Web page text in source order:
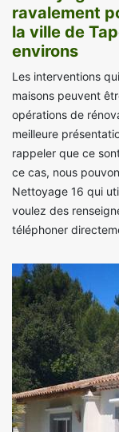
ravalement
la ville de
environs
Les interventions
maisons peuvent
opérations de
meilleure
rappeler que ce
ce cas, nous
Nettoyage 16 qui
voulez des
téléphoner